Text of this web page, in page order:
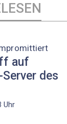
auf
des
Uhr